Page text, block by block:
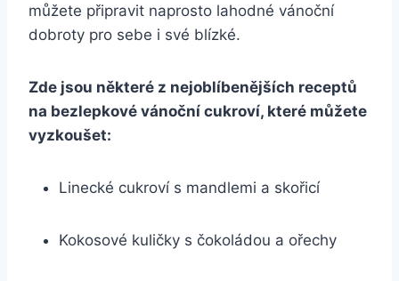
můžete připravit naprosto lahodné vánoční
dobroty pro sebe i své blízké.
Zde jsou některé z nejoblíbenějších receptů
na bezlepkové vánoční cukroví, které můžete
vyzkoušet:
Linecké cukroví s mandlemi a skořicí
Kokosové kuličky s čokoládou a ořechy